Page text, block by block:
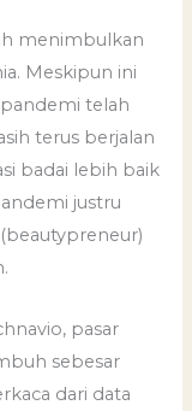
menimbulkan
Meskipun ini
telah
terus berjalan
badai lebih baik
justru
pasar
sebesar
dari data